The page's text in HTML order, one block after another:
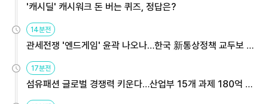
'캐시딜' 캐시워크 돈 버는 퀴즈, 정답은?
14분전
관세전쟁 '엔드게임' 윤곽 나오나…한국 新통상정책 교두보 활
17분전
섬유패션 글로벌 경쟁력 키운다…산업부 15개 과제 180억 지